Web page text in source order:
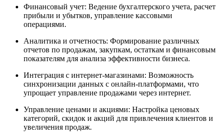
Финансовый учет: Ведение бухгалтерского учета, расчет
прибыли и убытков, управление кассовыми
операциями.
Аналитика и отчетность: Формирование различных
отчетов по продажам, закупкам, остаткам и финансовым
показателям для анализа эффективности бизнеса.
Интеграция с интернет-магазинами: Возможность
синхронизации данных с онлайн-платформами, что
упрощает управление продажами через интернет.
Управление ценами и акциями: Настройка ценовых
категорий, скидок и акций для привлечения клиентов и
увеличения продаж.